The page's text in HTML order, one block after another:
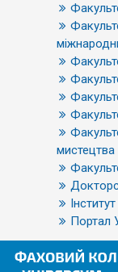
мистецтва
Портал